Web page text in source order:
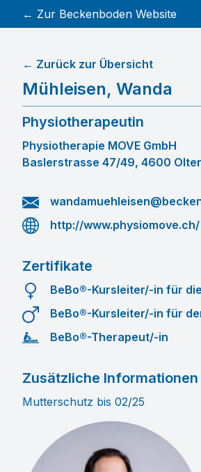
← Zur Beckenboden Website
Mühleisen, Wanda
← Zurück zur Übersicht
Physiotherapeutin
Physiotherapie MOVE GmbH
Baslerstrasse 47/49, 4600
http://www.physiomove.ch/
Zertifikate
BeBo®-Kursleiter/-in für
BeBo®-Kursleiter/-in für
BeBo®-Therapeut/-in
Zusätzliche Informationen
Mutterschutz bis 02/25